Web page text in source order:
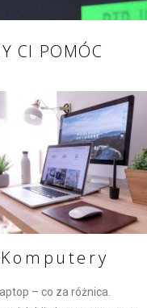
CI POMÓC
Komputery
– co za różnica.